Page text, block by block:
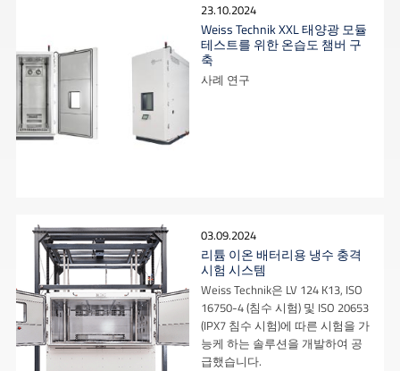
23.10.2024
Weiss Technik XXL 태양광 모듈
테스트를 위한 온습도 챔버 구
축
사례 연구
03.09.2024
리튬 이온 배터리용 냉수 충격
시험 시스템
Weiss Technik은 LV 124 K13, ISO
16750-4 (침수 시험) 및 ISO 20653
(IPX7 침수 시험)에 따른 시험을 가
능케 하는 솔루션을 개발하여 공
급했습니다.